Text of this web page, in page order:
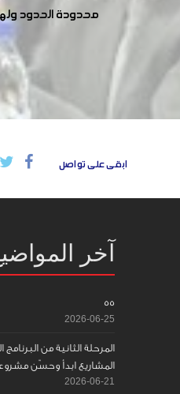
محدودة الحدود
ابقى على تواصل
آخر
55
2026-06-25
المرحلة الثانية من
المشاريع ابدأ وحسّن
2026-06-21